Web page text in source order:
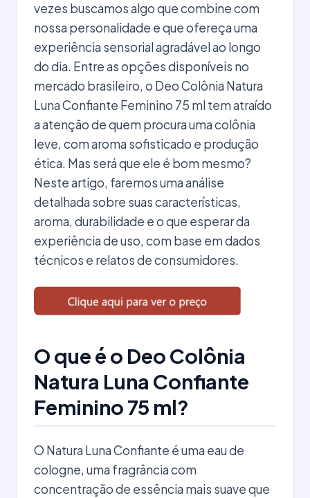
vezes buscamos algo que combine com
nossa personalidade e que ofereça uma
experiência sensorial agradável ao longo
do dia. Entre as opções disponíveis no
mercado brasileiro, o Deo Colônia Natura
Luna Confiante Feminino 75 ml tem atraído
a atenção de quem procura uma colônia
leve, com aroma sofisticado e produção
ética. Mas será que ele é bom mesmo?
Neste artigo, faremos uma análise
detalhada sobre suas características,
aroma, durabilidade e o que esperar da
experiência de uso, com base em dados
técnicos e relatos de consumidores.
O que é o Deo Colônia
Natura Luna Confiante
Feminino 75 ml?
O Natura Luna Confiante é uma eau de
cologne, uma fragrância com
concentração de essência mais suave que